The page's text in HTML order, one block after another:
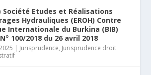
Société Etudes et Réalisations
Hydrauliques (EROH) Contre
Internationale du Burkina (BIB)
100/2018 du 26 avril 2018
| Jurisprudence, Jurisprudence droit